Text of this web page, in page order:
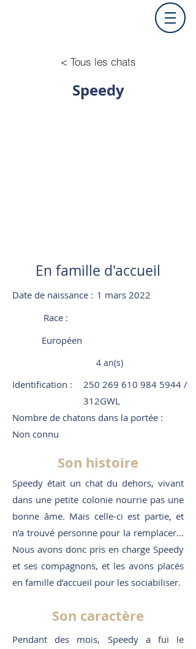
< Tous les chats
Speedy
En famille d'accueil
Date de naissance :1 mars 2022
Race :
Européen
4 an(s)
Identification : 250 269 610 984 5944 /
312GWL
Nombre de chatons dans la portée :
Non connu
Son histoire
Speedy était un chat du dehors, vivant
dans une petite colonie nourrie pas une
bonne âme. Mais celle-ci est partie, et
n’a trouvé personne pour la remplacer…
Nous avons donc pris en charge Speedy
et ses compagnons, et les avons placés
en famille d’accueil pour les sociabiliser.
Son caractère
Pendant des mois, Speedy a fui le